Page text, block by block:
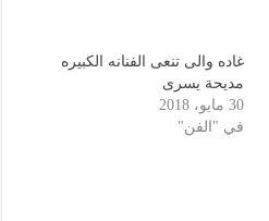
غاده والى تنعى الفنانه الكبيره
مديحة يسرى
30 مايو، 2018
في "الفن"